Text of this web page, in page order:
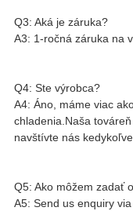
Q3: Aká je záruka?
A3: 1-ročná záruka na
Q4: Ste výrobca?
A4: Áno, máme viac
chladenia.Naša
navštívte nás
Q5: Ako môžem zadať
A5: Send us enquiry